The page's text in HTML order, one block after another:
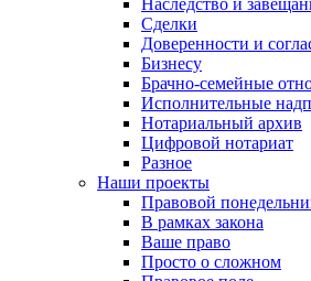
Наследство и
Сделки
Доверенности и
Бизнесу
Брачно-семейные
Исполнительные
Нотариальный архив
Цифровой нотариат
Разное
Наши проекты
Правовой
В рамках закона
Ваше право
Просто о сложном